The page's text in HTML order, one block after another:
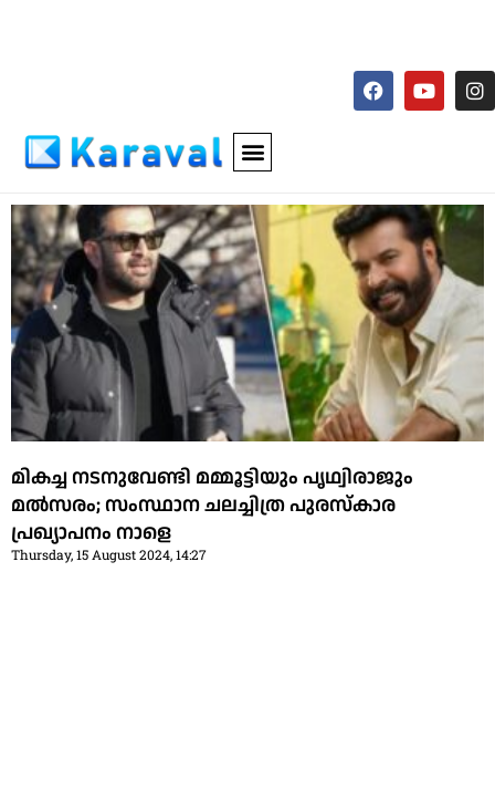
മികച്ച നടനുവേണ്ടി മമ്മൂട്ടിയും പൃഥ്വിരാജും
മല്‍സരം; സംസ്ഥാന ചലച്ചിത്ര പുരസ്‌കാര
പ്രഖ്യാപനം നാളെ
Thursday, 15 August 2024, 14:27